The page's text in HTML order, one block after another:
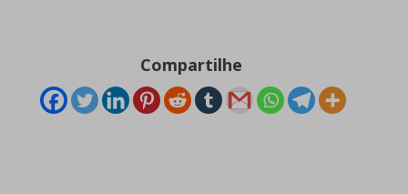
Compartilhe